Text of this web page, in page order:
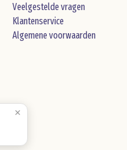
Veelgestelde vragen
Klantenservice
Algemene voorwaarden
×